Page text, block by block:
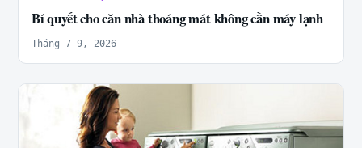
Bí quyết cho căn nhà thoáng mát không cần máy lạnh
Tháng 7 9, 2026